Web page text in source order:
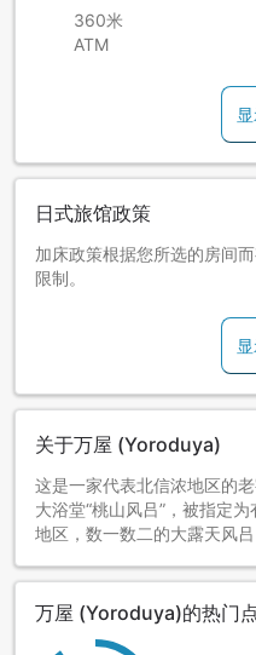
360米
ATM
日式旅馆政策
加床政策根据您所选的房间
限制。
关于万屋 (Yoroduya)
这是一家代表北信浓地区的
大浴堂“桃山风吕”，被指定
地区，数一数二的大露天风
万屋 (Yoroduya)的热门